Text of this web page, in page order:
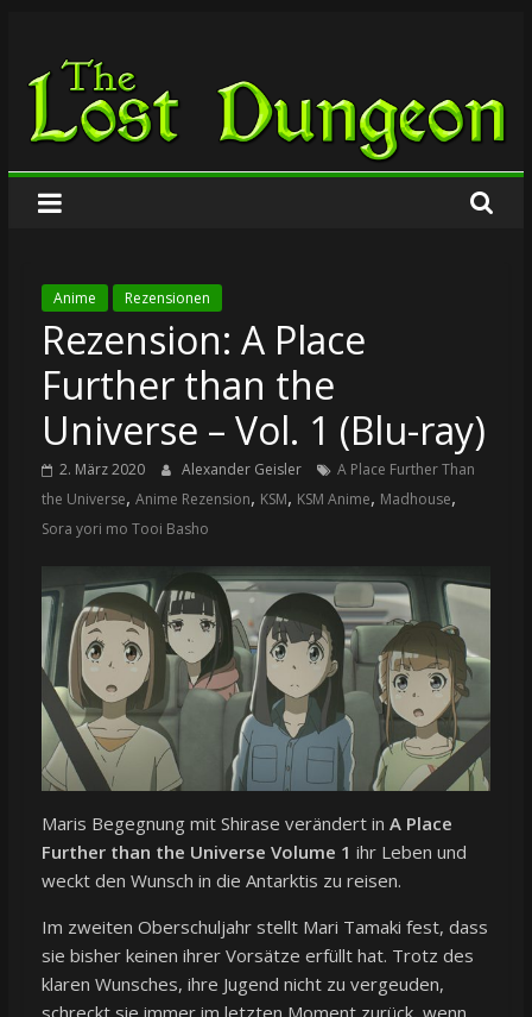
springen
The
Lost
Dungeon
Anime Rezensionen
Rezension: A Place
Further than the
Universe – Vol. 1 (Blu-ray)
2. März 2020 Alexander Geisler
A Place Further Than
the Universe, Anime Rezension, KSM, KSM Anime, Madhouse,
Sora yori mo Tooi Basho
Maris Begegnung mit Shirase verändert in A Place
Further than the Universe Volume 1 ihr Leben und
weckt den Wunsch in die Antarktis zu reisen.
Im zweiten Oberschuljahr stellt Mari Tamaki fest, dass
sie bisher keinen ihrer Vorsätze erfüllt hat. Trotz des
klaren Wunsches, ihre Jugend nicht zu vergeuden,